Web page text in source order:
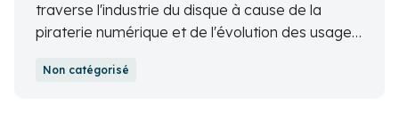
traverse l'industrie du disque à cause de la
piraterie numérique et de l'évolution des usages.
économique viable pour la musique à l'ère du
Non catégorisé